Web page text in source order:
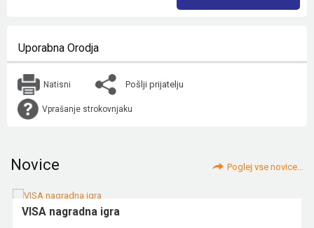
Uporabna Orodja
Natisni Pošlji prijatelju
Vprašanje strokovnjaku
Novice Poglej vse novice...
VISA nagradna igra